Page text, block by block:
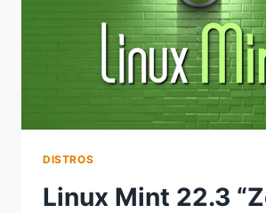
DISTROS
Linux Mint 22.3